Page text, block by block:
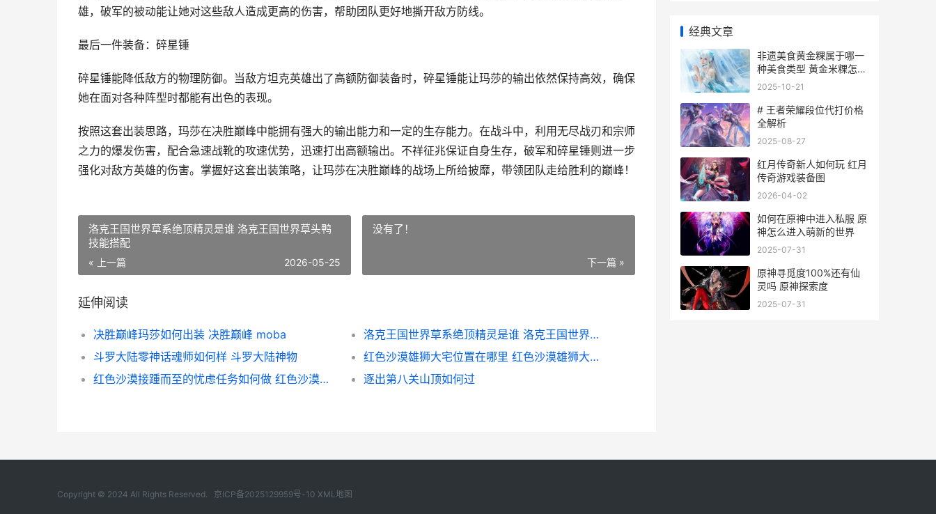
雄，破军的被动能让她对这些敌人造成更高的伤害，帮助团队更好地撕开敌方防线。
最后一件装备：碎星锤
碎星锤能降低敌方的物理防御。当敌方坦克英雄出了高额防御装备时，碎星锤能让玛莎的输出依然保持高效，确保
她在面对各种阵型时都能有出色的表现。
按照这套出装思路，玛莎在决胜巅峰中能拥有强大的输出能力和一定的生存能力。在战斗中，利用无尽战刃和宗师
之力的爆发伤害，配合急速战靴的攻速优势，迅速打出高额输出。不祥征兆保证自身生存，破军和碎星锤则进一步
强化对敌方英雄的伤害。掌握好这套出装策略，让玛莎在决胜巅峰的战场上所给披靡，带领团队走给胜利的巅峰！
洛克王国世界草系绝顶精灵是谁 洛克王国世界草头鸭
技能搭配
« 上一篇 2026-05-25
没有了！
下一篇 »
延伸阅读
决胜巅峰玛莎如何出装 决胜巅峰 moba
洛克王国世界草系绝顶精灵是谁 洛克王国世界草头鸭技能搭配
斗罗大陆零神话魂师如何样 斗罗大陆神物
红色沙漠雄狮大宅位置在哪里 红色沙漠雄狮大宅金条会刷新吗
红色沙漠接踵而至的忧虑任务如何做 红色沙漠在哪个国家
逐出第八关山顶如何过
经典文章
非遗美食黄金粿属于哪一
种美食类型 黄金米粿怎么
吃
2025-10-21
# 王者荣耀段位代打价格
全解析
2025-08-27
红月传奇新人如何玩 红月
传奇游戏装备图
2026-04-02
如何在原神中进入私服 原
神怎么进入萌新的世界
2025-07-31
原神寻觅度100%还有仙
灵吗 原神探索度
2025-07-31
Copyright © 2024 All Rights Reserved. 京ICP备2025129959号-10 XML地图